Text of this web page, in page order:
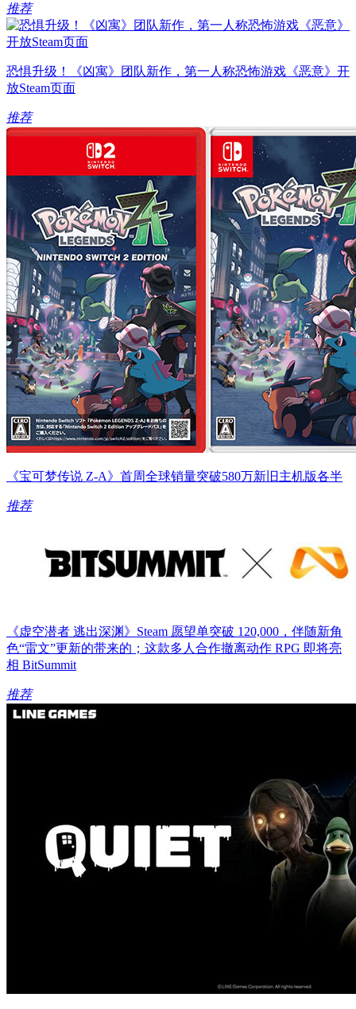
推荐
恐惧升级！《凶寓》团队新作，第一人称恐怖游戏《恶意》开
放Steam页面
推荐
《宝可梦传说 Z-A》首周全球销量突破580万新旧主机版各半
推荐
《虚空潜者 逃出深渊》Steam 愿望单突破 120,000，伴随新角
色“雷文”更新的带来的；这款多人合作撤离动作 RPG 即将亮
相 BitSummit
推荐